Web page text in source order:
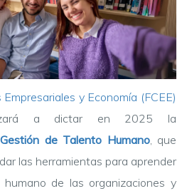
y Economía (FCEE)
a dictar en 2025 la
de Talento Humano, que
las herramientas para aprender
de las organizaciones y